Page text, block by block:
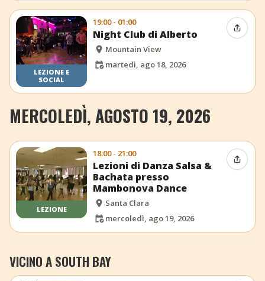
LEZIONE E
SOCIAL
19:00 - 01:00
Night Club di Alberto
Mountain View
martedì, ago 18, 2026
MERCOLEDÌ, AGOSTO 19, 2026
LEZIONE
18:00 - 21:00
Lezioni di Danza Salsa &
Bachata presso
Mambonova Dance
Santa Clara
mercoledì, ago 19, 2026
VICINO A SOUTH BAY